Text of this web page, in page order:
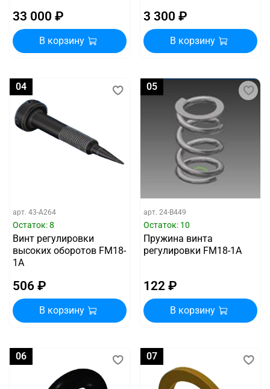
33 000 ₽
В корзину
3 300 ₽
В корзину
04
арт. 43-A264
Остаток: 8
Винт регулировки
высоких оборотов FM18-
1A
506 ₽
В корзину
05
арт. 24-B449
Остаток: 10
Пружина винта
регулировки FM18-1A
122 ₽
В корзину
06 07